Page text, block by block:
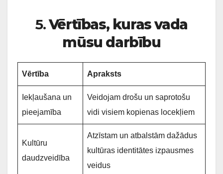
5.Vērtības, kuras vada
mūsu darbību
Vērtība Apraksts
Iekļaušana un
pieejamība
Veidojam drošu un saprotošu
vidi visiem kopienas locekļiem
Kultūru
daudzveidība
Atzīstam un atbalstām dažādus
kultūras identitātes izpausmes
veidus